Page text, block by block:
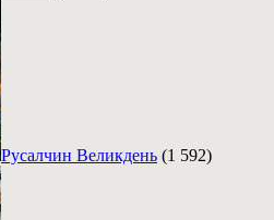
Русалчин Великдень (1 592)